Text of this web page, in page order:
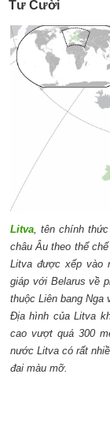
Tư Cười
Litva, tên chính
châu Âu theo thể
Litva được xếp vào
giáp với Belarus về
thuộc Liên bang Nga
Địa hình của Litva
cao vượt quá 300
nước Litva có rất
đai màu mỡ.